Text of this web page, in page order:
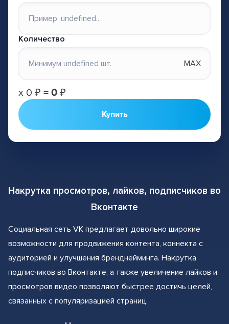
Количество
MAX
х 0 ₽ = 0 ₽
Купить
Накрутка просмотров, лайков, подписчиков во
Вконтакте
Социальная сеть VK предлагает довольно широкие
возможности для продвижения контента, коннекта с
аудиторией и улучшения бренднейминга. Накрутка
подписчиков во Вконтакте, а также увеличение лайков и
просмотров видео позволяют быстрее достичь целей,
связанных с популяризацией страниц.